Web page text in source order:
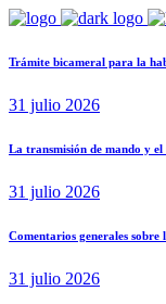
Trámite bicameral para la
31 julio 2026
La transmisión de mando y
31 julio 2026
Comentarios generales
31 julio 2026